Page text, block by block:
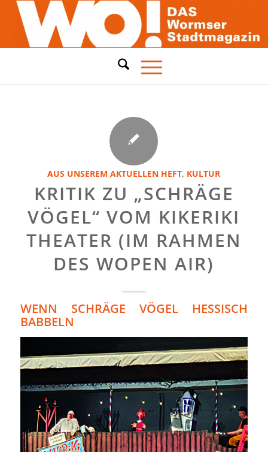
AUS UNSEREM AKTUELLEN HEFT, KULTUR
KRITIK ZU „SCHRÄGE
VÖGEL“ VOM KIKERIKI
THEATER (IM RAHMEN
DES WOPEN AIR)
WENN SCHRÄGE VÖGEL HESSISCH
BABBELN